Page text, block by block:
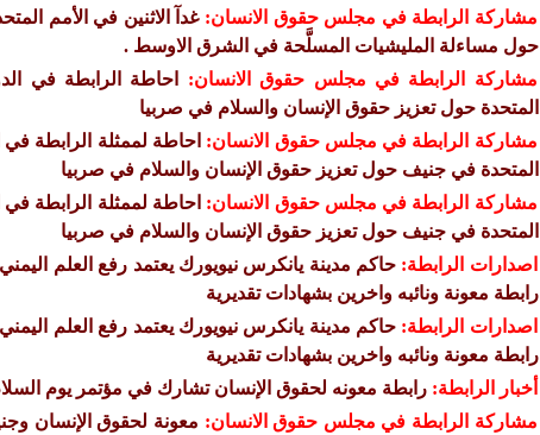
مشاركة الرابطة في مجلس حقوق الانسان:غدآ الاثنين في الأمم
حول مساءلة المليشيات المسلَّحة في الشرق الاوسط .
مشاركة الرابطة في مجلس حقوق الانسان:
المتحدة حول تعزيز حقوق الإنسان والسلام في صربيا
مشاركة الرابطة في مجلس حقوق الانسان:
المتحدة في جنيف حول تعزيز حقوق الإنسان والسلام في صربيا
مشاركة الرابطة في مجلس حقوق الانسان:
المتحدة في جنيف حول تعزيز حقوق الإنسان والسلام في صربيا
اصدارات الرابطة:حاكم مدينة يانكرس نيويورك يعتمد رفع العلم
رابطة معونة ونائبه واخرين بشهادات تقديرية
اصدارات الرابطة:حاكم مدينة يانكرس نيويورك يعتمد رفع العلم
رابطة معونة ونائبه واخرين بشهادات تقديرية
أخبار الرابطة:رابطة معونه لحقوق الإنسان تشارك في مؤتمر يوم
مشاركة الرابطة في مجلس حقوق الانسان: معونة لحقوق الإنسان